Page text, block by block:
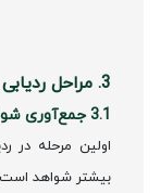
3. مراحل ردیابی یک اختراع دزدیده‌شده
3.1 جمع‌آوری شواهد
اولین مرحله در
بیشتر شواهد